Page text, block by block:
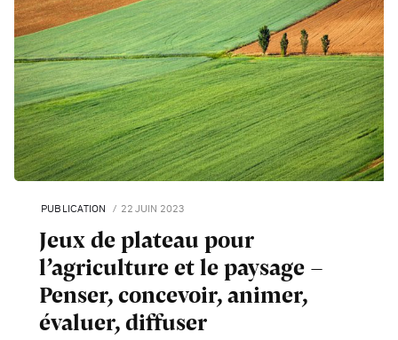
PUBLICATION 22 JUIN 2023
Jeux de plateau pour
l’agriculture et le paysage –
Penser, concevoir, animer,
évaluer, diffuser